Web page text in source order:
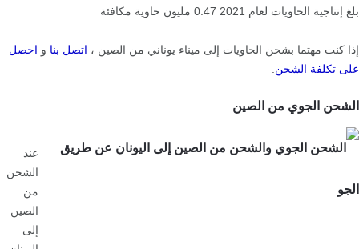
بلغ إنتاجية الحاويات لعام 2021 0.47 مليون حاوية مكافئة
إذا كنت مهتما بشحن الحاويات إلى ميناء يوناني من الصين ، اتصل بنا و احصل
على تكلفة الشحن.
الشحن الجوي من الصين
عند
الشحن
من
الصين
إلى